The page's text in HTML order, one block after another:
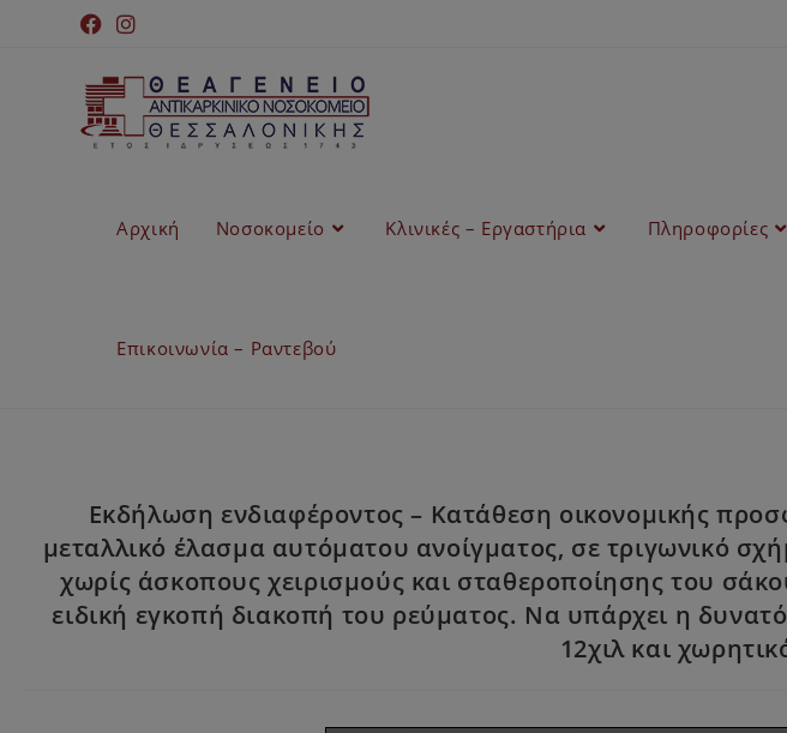
Αρχική Νοσοκομείο Κλινικές – Εργαστήρια Πληροφορίες
Επικοινωνία – Ραντεβού
Εκδήλωση ενδιαφέροντος – Κατάθεση οικονομικής
μεταλλικό έλασμα αυτόματου ανοίγματος, σε τριγωνικό
χωρίς άσκοπους χειρισμούς και σταθεροποίησης του
ειδική εγκοπή διακοπή του ρεύματος. Να υπάρχει η
12χιλ και